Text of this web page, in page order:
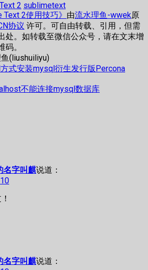
2 sublimetext
Text 2使用技巧》 由流水理鱼-wwek原
协议 许可。可自由转载、引用，但需
处。如转载至微信公众号，请在文末增
。
式安装mysql衍生发行版Percona
不能连接mysql数据库
名字叫麒说道：
名字叫麒说道：